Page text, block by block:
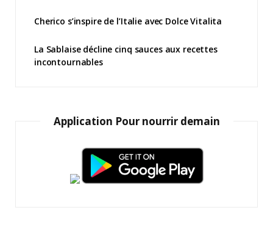
Cherico s’inspire de l’Italie avec Dolce Vitalita
La Sablaise décline cinq sauces aux recettes
incontournables
Application Pour nourrir demain